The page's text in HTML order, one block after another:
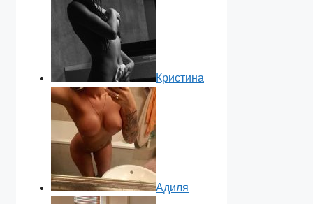
Кристина
Адиля